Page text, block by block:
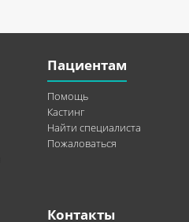
Пациентам
Помощь
Кастинг
Найти специалиста
Пожаловаться
Контакты